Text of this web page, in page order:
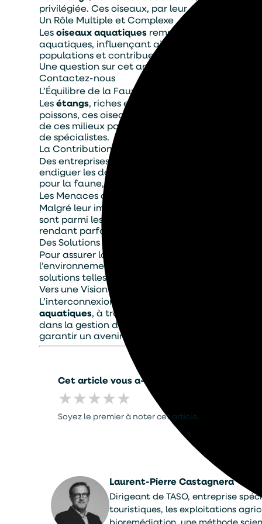
privilégiée. Ces oiseaux, par leur activité
Un Rôle Multiple et Complexe
Lesoiseaux aquatiques remplissent de
aquatiques, influençant ainsi la diversité
populations et contribuent à prévenir
Une question sur cet article ?
Contactez-nous
L’Équilibre de la Faune et de la Flore
Lesétangs, riches en biodiversité, dépendent
poissons, ces oiseaux influencent
de ces milieux passe souvent par la régulation
de spécialistes.
La Contribution des Spécialistes
Des entreprises comme TASO jouent un rôle
endiguer les déséquilibres aquatiques comme
pour la faune, incluant les oiseaux aquatiques,
Les Menaces qui Pèsent sur ces Habitats
Malgré leur importance, les
et leurs
sont parmi les principaux facteurs perturbant
rendant parfois l’intervention humaine
Des Solutions Durables pour un Avenir Meilleur
Pour assurer la pérennité des étangs et de
l’environnement pour le traitement des plans
solutions telles que celles proposées par TASO
Vers une Vision Éco-Responsable
L’interconnexion de la faune et de la flore au
aquatiques, à travers leurs rôles multiples,
dans la gestion des milieux aquatiques. Les
garantir un avenir florissant à nos écosystèmes
Cet article vous a-t-il été utile ?
★★★★★
Soyez le premier à noter cet article.
Laurent-Pierre Castagnera
Dirigeant de TASO, entreprise
touristiques, les exploitations
bioremédiation, une méthode